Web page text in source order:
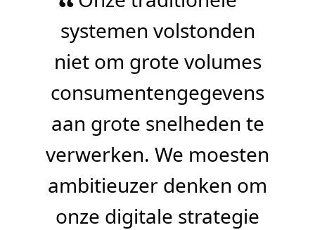
systemen volstonden
niet om grote volumes
consumentengegevens
aan grote snelheden te
verwerken. We moesten
ambitieuzer denken om
onze digitale strategie